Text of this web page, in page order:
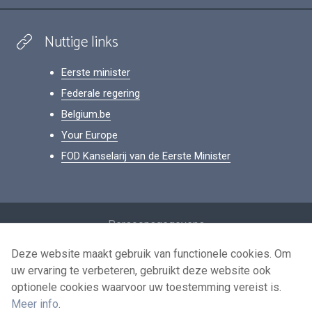
Nuttige links
Eerste minister
Federale regering
Belgium.be
Your Europe
FOD Kanselarij van de Eerste Minister
Persoonsgegevens
Voorwaarden voor het hergebruik
Contacteer ons
Deze website maakt gebruik van functionele cookies. Om
uw ervaring te verbeteren, gebruikt deze website ook
optionele cookies waarvoor uw toestemming vereist is.
Meer info.